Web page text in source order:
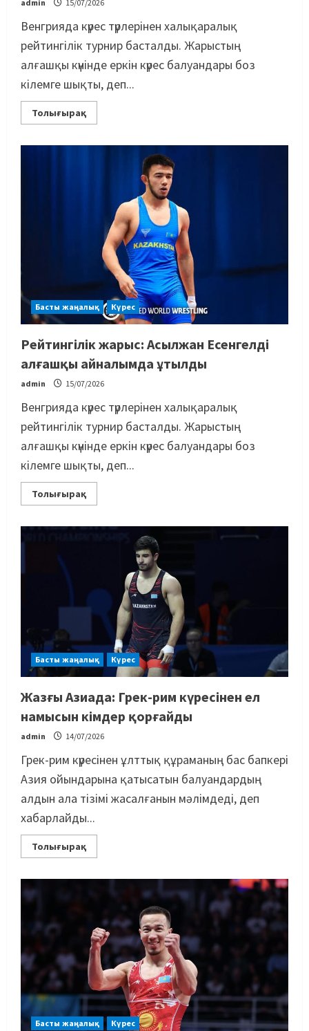
admin 15/07/2026
Венгрияда күрес түрлерінен халықаралық
рейтингілік турнир басталды. Жарыстың
алғашқы күнінде еркін күрес балуандары боз
кілемге шықты, деп...
Толығырақ
Басты жаңалық Күрес
Рейтингілік жарыс: Асылжан Есенгелді
алғашқы айналымда ұтылды
admin 15/07/2026
Венгрияда күрес түрлерінен халықаралық
рейтингілік турнир басталды. Жарыстың
алғашқы күнінде еркін күрес балуандары боз
кілемге шықты, деп...
Толығырақ
Басты жаңалық Күрес
Жазғы Азиада: Грек-рим күресінен ел
намысын кімдер қорғайды
admin 14/07/2026
Грек-рим күресінен ұлттық құраманың бас бапкері
Азия ойындарына қатысатын балуандардың
алдын ала тізімі жасалғанын мәлімдеді, деп
хабарлайды...
Толығырақ
Басты жаңалық Күрес